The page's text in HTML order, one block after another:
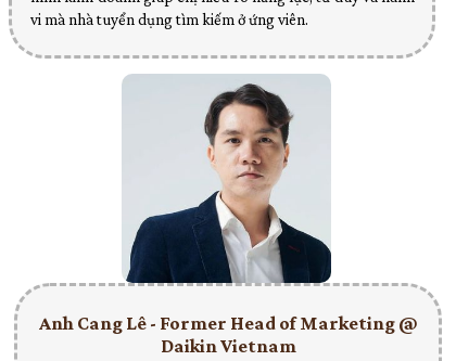
vi mà nhà tuyển dụng tìm kiếm ở ứng viên.
Anh Cang Lê - Former Head of Marketing @
Daikin Vietnam